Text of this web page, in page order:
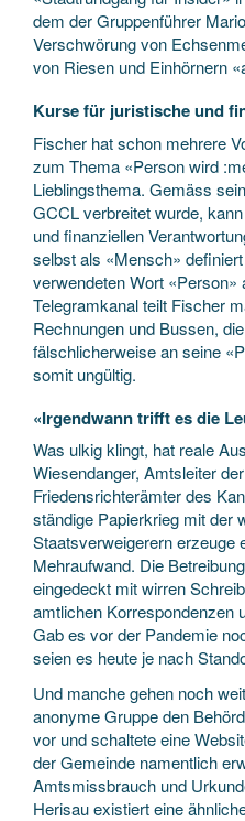
dem der Gruppenführer
Verschwörung von
von Riesen und Einhörnern
Kurse für juristische und
Fischer hat schon mehrere
zum Thema «Person wird
Lieblingsthema. Gemäss
GCCL verbreitet wurde,
und finanziellen
selbst als «Mensch»
verwendeten Wort «Person»
Telegramkanal teilt Fischer
Rechnungen und Bussen,
fälschlicherweise an seine
somit ungültig.
«Irgendwann trifft es die
Was ulkig klingt, hat reale
Wiesendanger, Amtsleiter
Friedensrichterämter des
ständige Papierkrieg mit der
Staatsverweigerern erzeuge
Mehraufwand. Die
eingedeckt mit wirren
amtlichen Korrespondenzen
Gab es vor der Pandemie
seien es heute je nach
Und manche gehen noch
anonyme Gruppe den
vor und schaltete eine
der Gemeinde namentlich
Amtsmissbrauch und
Herisau existiert eine